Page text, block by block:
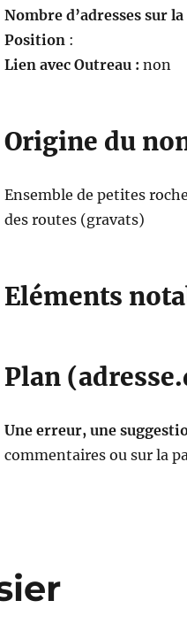
Nombre d’adresses sur
Position:
Lien avec Outreau : non
Origine du
Ensemble de petites
des routes (gravats)
Eléments
Plan
Une erreur, une
commentaires ou sur la